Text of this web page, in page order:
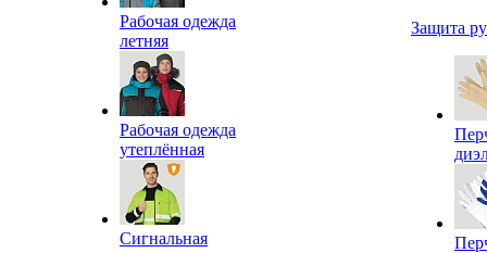
Рабочая одежда
летняя
Рабочая одежда
утеплённая
Сигнальная
Защита